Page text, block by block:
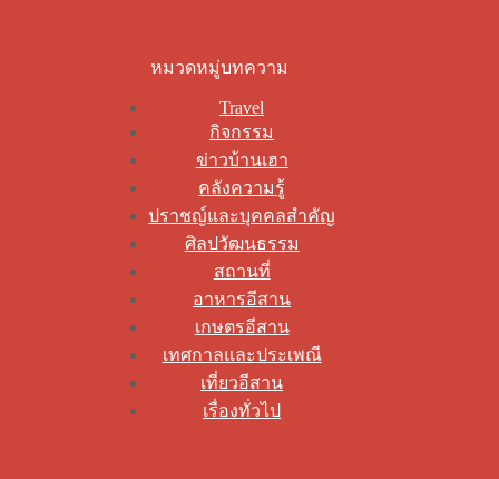
หมวดหมู่บทความ
Travel
กิจกรรม
ข่าวบ้านเฮา
คลังความรู้
ปราชญ์และบุคคลสำคัญ
ศิลปวัฒนธรรม
สถานที่
อาหารอีสาน
เกษตรอีสาน
เทศกาลและประเพณี
เที่ยวอีสาน
เรื่องทั่วไป